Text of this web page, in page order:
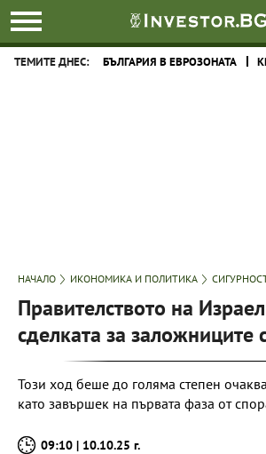
ТЕМИТЕ ДНЕС: БЪЛГАРИЯ В ЕВРОЗОНАТА
НАЧАЛО ИКОНОМИКА И ПОЛИТИКА
Правителството на
сделката за заложниците
Този ход беше до голяма степен
като завършек на първата фаза от
09:10 | 10.10.25 г.